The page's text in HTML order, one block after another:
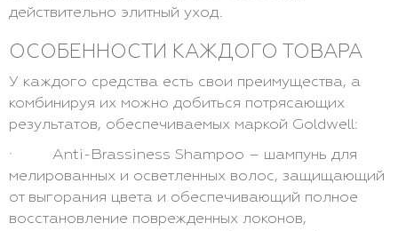
действительно элитный уход.
ОСОБЕННОСТИ КАЖДОГО ТОВАРА
У каждого средства есть свои преимущества, а
комбинируя их можно добиться потрясающих
результатов, обеспечиваемых маркой Goldwell:
· Anti-Brassiness Shampoo – шампунь для
мелированных и осветленных волос, защищающий
от выгорания цвета и обеспечивающий полное
восстановление поврежденных локонов,